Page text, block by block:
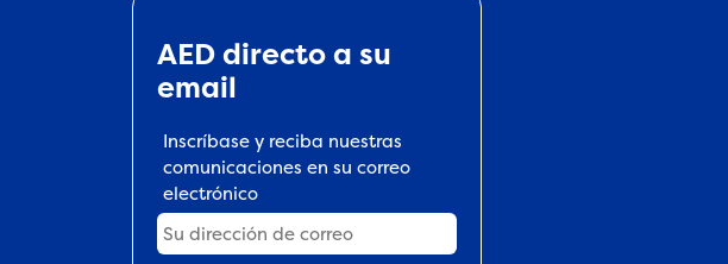
AED directo a su
email
Inscríbase y reciba nuestras
comunicaciones en su correo
electrónico